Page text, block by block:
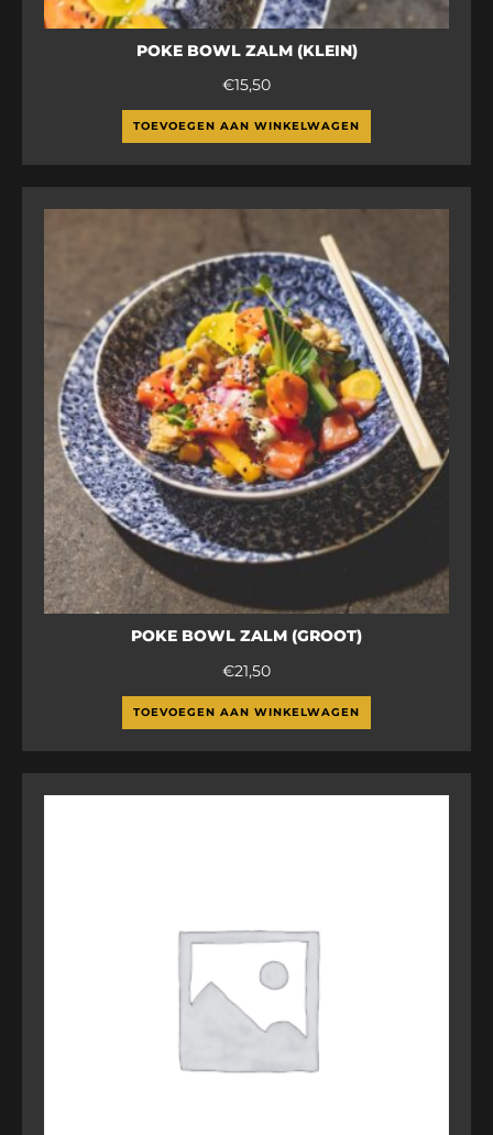
POKE BOWL ZALM (KLEIN)
€15,50
TOEVOEGEN AAN WINKELWAGEN
POKE BOWL ZALM (GROOT)
€21,50
TOEVOEGEN AAN WINKELWAGEN